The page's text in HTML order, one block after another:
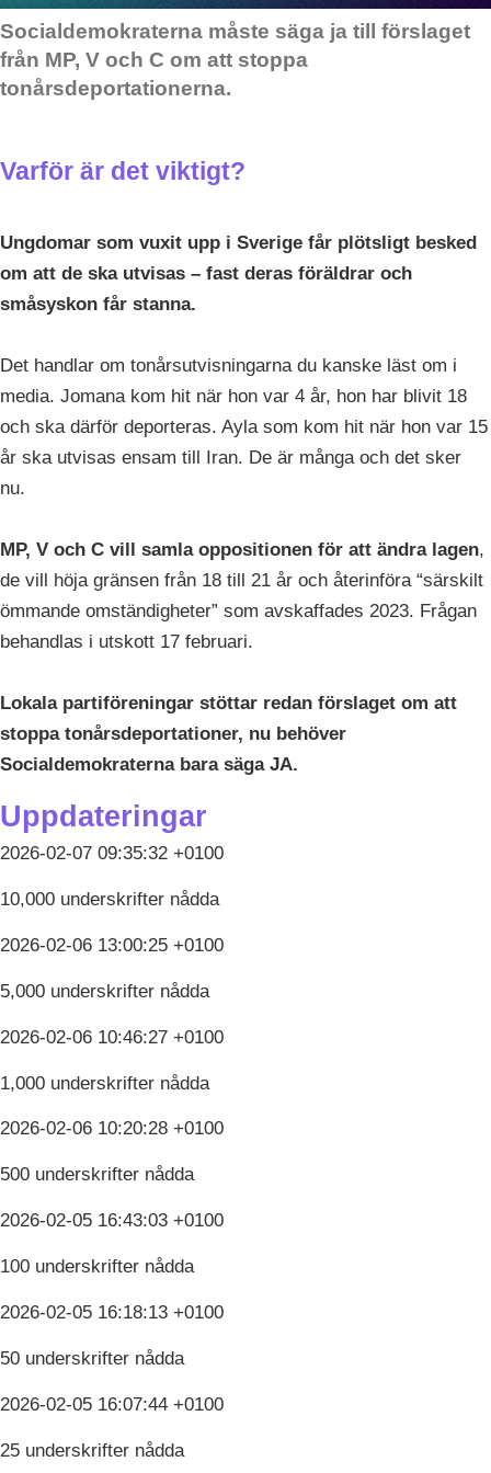
Socialdemokraterna måste säga ja till förslaget
från MP, V och C om att stoppa
tonårsdeportationerna.
Varför är det viktigt?
Ungdomar som vuxit upp i Sverige får plötsligt besked
om att de ska utvisas – fast deras föräldrar och
småsyskon får stanna.
Det handlar om tonårsutvisningarna du kanske läst om i
media. Jomana kom hit när hon var 4 år, hon har blivit 18
och ska därför deporteras. Ayla som kom hit när hon var 15
år ska utvisas ensam till Iran. De är många och det sker
nu.
MP, V och C vill samla oppositionen för att ändra lagen,
de vill höja gränsen från 18 till 21 år och återinföra “särskilt
ömmande omständigheter” som avskaffades 2023. Frågan
behandlas i utskott 17 februari.
Lokala partiföreningar stöttar redan förslaget om att
stoppa tonårsdeportationer, nu behöver
Socialdemokraterna bara säga JA.
Uppdateringar
2026-02-07 09:35:32 +0100
10,000 underskrifter nådda
2026-02-06 13:00:25 +0100
5,000 underskrifter nådda
2026-02-06 10:46:27 +0100
1,000 underskrifter nådda
2026-02-06 10:20:28 +0100
500 underskrifter nådda
2026-02-05 16:43:03 +0100
100 underskrifter nådda
2026-02-05 16:18:13 +0100
50 underskrifter nådda
2026-02-05 16:07:44 +0100
25 underskrifter nådda